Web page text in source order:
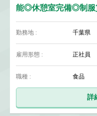
能◎休憩室完備◎制服
勤務地 : 千葉県
雇用形態 : 正社員
職種 : 食品
詳